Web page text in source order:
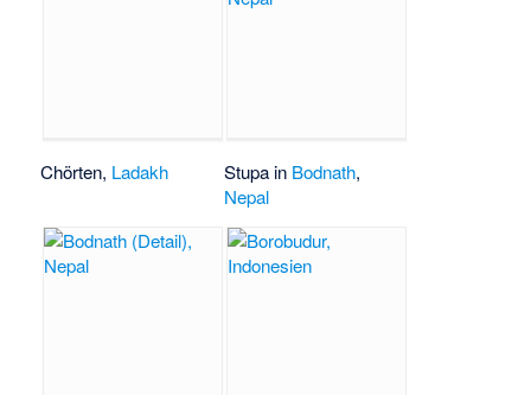
Chörten, Ladakh Stupa in Bodnath,
Nepal